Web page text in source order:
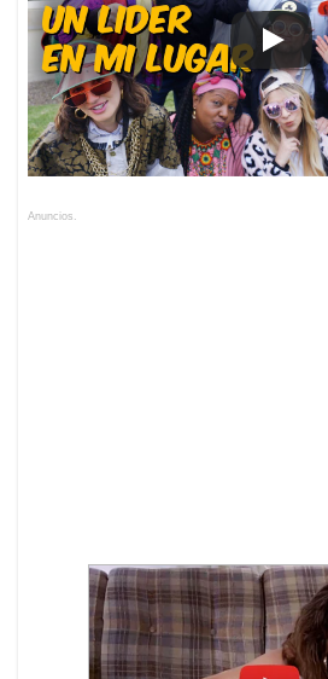
Anuncios.